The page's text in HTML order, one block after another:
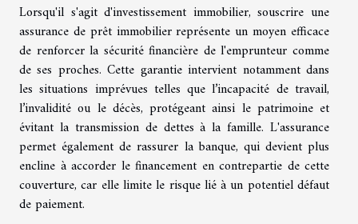
Lorsqu'il s'agit d'investissement immobilier, souscrire une
assurance de prêt immobilier représente un moyen efficace
de renforcer la sécurité financière de l'emprunteur comme
de ses proches. Cette garantie intervient notamment dans
les situations imprévues telles que l’incapacité de travail,
l’invalidité ou le décès, protégeant ainsi le patrimoine et
évitant la transmission de dettes à la famille. L'assurance
permet également de rassurer la banque, qui devient plus
encline à accorder le financement en contrepartie de cette
couverture, car elle limite le risque lié à un potentiel défaut
de paiement.